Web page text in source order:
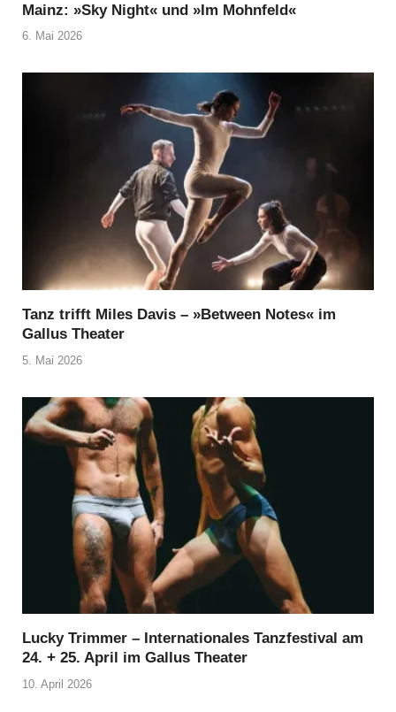
Mainz: »Sky Night« und »Im Mohnfeld«
6. Mai 2026
Tanz trifft Miles Davis – »Between Notes« im
Gallus Theater
5. Mai 2026
Lucky Trimmer – Internationales Tanzfestival am
24. + 25. April im Gallus Theater
10. April 2026